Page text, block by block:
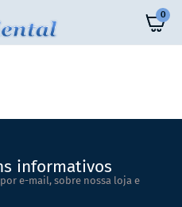
0
informativos
e-mail, sobre nossa loja e